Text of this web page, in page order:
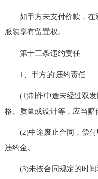
如甲方未支付价款，在
服装享有留置权。
第十三条违约责任
1、甲方的'违约责任
(1)制作中途未经过双发
格、质量或设计等，应当赔
(2)中途废止合同，偿付
违约金。
(3)未按合同规定的时间